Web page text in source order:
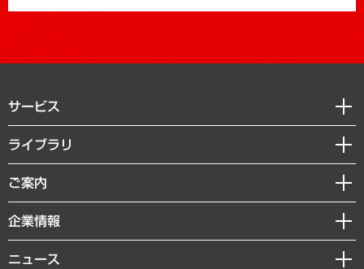
サービス
経営戦略
組織・人事戦略
デジタルイノベーション
共生・ダイバーシティ
ライブラリ
経済調査
レポート
コラム
ご案内
セミナー・イベント情報
MUFGビジネスセミナー
受託案件情報
企業情報
私たちの想い
ニュース